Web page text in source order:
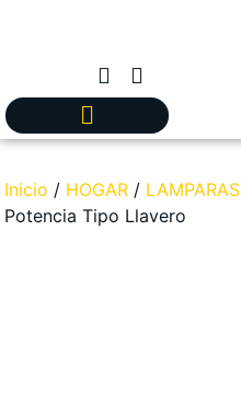
Inicio / HOGAR / LAMPARAS
Potencia Tipo Llavero